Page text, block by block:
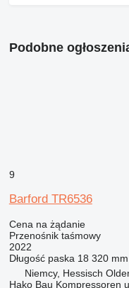
Podobne
9
Barford TR6536
Cena na żądanie
Przenośnik taśmowy
2022
Długość paska 18 320 mm
Niemcy, Hessisch
Hako Bau Kompressoren